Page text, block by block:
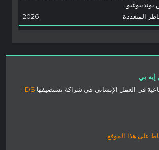
المتعددة
2026
بي
في العمل الإنساني هي شراكة تستضيفها IDS
على هذا الموقع